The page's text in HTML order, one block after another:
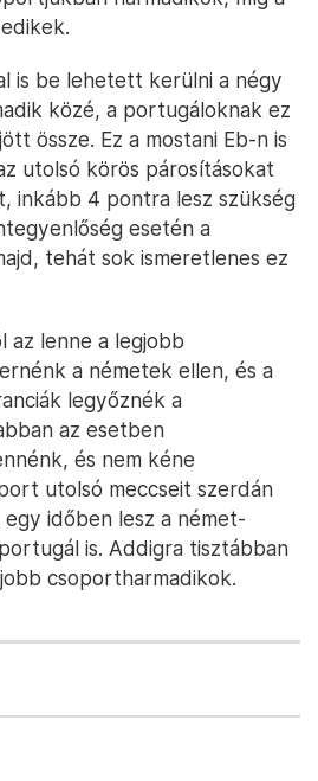
is be lehetett kerülni a négy
közé, a portugáloknak ez
össze. Ez a mostani Eb-n is
utolsó körös párosításokat
inkább 4 pontra lesz szükség
esetén a
tehát sok ismeretlenes ez
az lenne a legjobb
a németek ellen, és a
legyőznék a
az esetben
és nem kéne
utolsó meccseit szerdán
időben lesz a német-
is. Addigra tisztábban
csoportharmadikok.